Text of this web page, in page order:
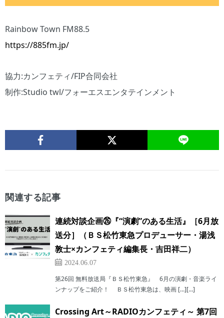
Rainbow Town FM88.5
https://885fm.jp/
協力:カンフェティ/FIP合同会社
制作:Studio twl/フォーエスエンタテインメント
関連する記事
連続対談企画㉖『“演劇”のある生活』［6月放
送分］（ＢＳ松竹東急プロデューサー・湯浅
敦士×カンフェティ編集長・吉田祥二）
2024.06.07
第26回 無料放送局『ＢＳ松竹東急』 6月の演劇・音楽ライ
ンナップをご紹介！ ＢＳ松竹東急は、映画 […][…]
Crossing Art～RADIOカンフェティ～ 第7回